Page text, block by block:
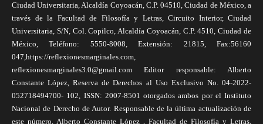
Ciudad Universitaria, Alcaldía Coyoacán, C.P. 04510, Ciudad de México, a
través de la Facultad de Filosofía y Letras, Circuito Interior, Ciudad
Universitaria, S/N, Col. Copilco, Alcaldía Coyoacán, C.P. 4510, Ciudad de
México, Teléfono: 5550-8008, Extensión: 21815, Fax:56160
047,https://reflexionesmarginales.com,
reflexionesmarginales3.0@gmail.com Editor responsable: Alberto
Constante López, Reserva de Derechos al Uso Exclusivo No. 04-2022-
052718494700- 102, ISSN: 2007-8501 otorgados ambos por el Instituto
Nacional de Derecho de Autor. Responsable de la última actualización de
este número, Alberto Constante López , Facultad de Filosofía y Letras,